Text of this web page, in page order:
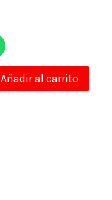
Añadir al carrito